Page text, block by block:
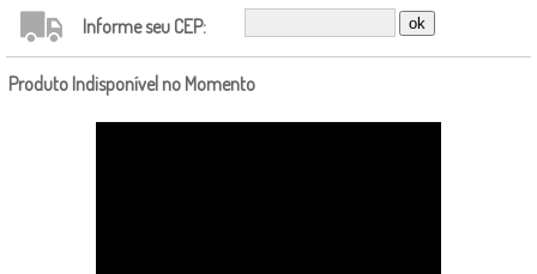
Informe seu CEP:
Produto Indisponível no Momento